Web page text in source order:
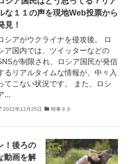
な１１の声を現地Web投票から
見！
シアがウクライナを侵攻後。 ロ
ア国内では、ツイッターなどの
が制限され、ロシア国民が発信
るリアルタイムな情報が、中々入
てこない状況です。 また、ロシ
...
2022年12月25日 時事ネタ
！後ろの
動画を解